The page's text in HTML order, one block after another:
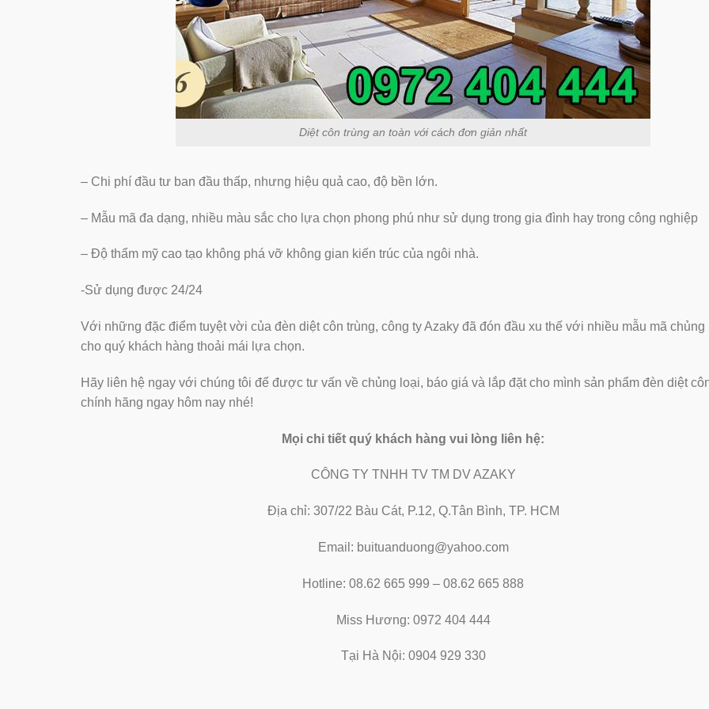
Diệt côn trùng an toàn với cách đơn giản nhất
– Chi phí đầu tư ban đầu thấp, nhưng hiệu quả cao, độ bền lớn.
– Mẫu mã đa dạng, nhiều màu sắc cho lựa chọn phong phú như sử dụng trong gia đình hay trong công nghiệp
– Độ thẩm mỹ cao tạo không phá vỡ không gian kiến trúc của ngôi nhà.
-Sử dụng được 24/24
Với những đặc điểm tuyệt vời của đèn diệt côn trùng, công ty Azaky đã đón đầu xu thế với nhiều mẫu mã chủng
cho quý khách hàng thoải mái lựa chọn.
Hãy liên hệ ngay với chúng tôi để được tư vấn về chủng loại, báo giá và lắp đặt cho mình sản phẩm đèn diệt
chính hãng ngay hôm nay nhé!
Mọi chi tiết quý khách hàng vui lòng liên hệ:
CÔNG TY TNHH TV TM DV AZAKY
Địa chỉ: 307/22 Bàu Cát, P.12, Q.Tân Bình, TP. HCM
Email: buituanduong@yahoo.com
Hotline: 08.62 665 999 – 08.62 665 888
Miss Hương: 0972 404 444
Tại Hà Nội: 0904 929 330